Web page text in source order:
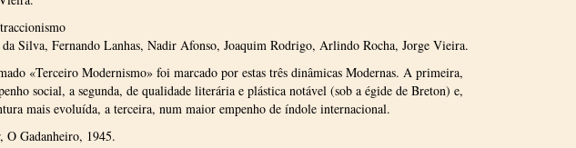
Silva, Fernando Lanhas, Nadir Afonso, Joaquim Rodrigo, Arlindo Rocha, Jorge Vieira.
«Terceiro Modernismo» foi marcado por estas três dinâmicas Modernas. A primeira,
social, a segunda, de qualidade literária e plástica notável (sob a égide de Breton) e,
mais evoluída, a terceira, num maior empenho de índole internacional.
O Gadanheiro, 1945.